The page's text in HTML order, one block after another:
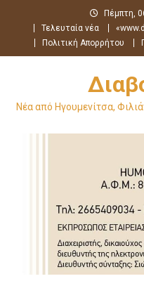
περιεχόμενο
Πέμπτη,
Τελευταία νέα
Πολιτική Απορρήτου
Νέα από Ηγουμενίτσα,